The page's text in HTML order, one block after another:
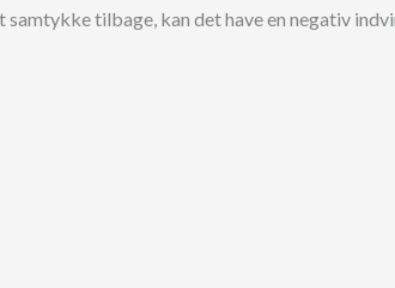
tilbage, kan det have en negativ